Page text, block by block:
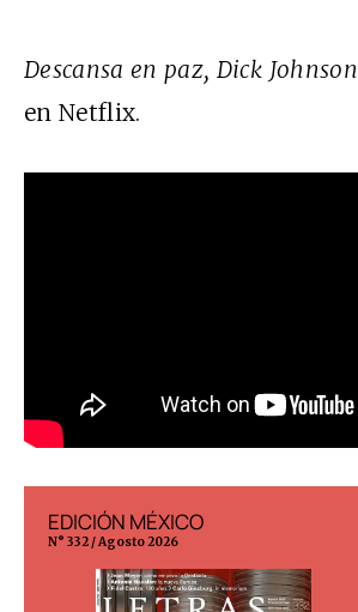
Descansa en paz, Dick Johnson
en Netflix.
EDICIÓN MÉXICO
N° 332 / Agosto 2026